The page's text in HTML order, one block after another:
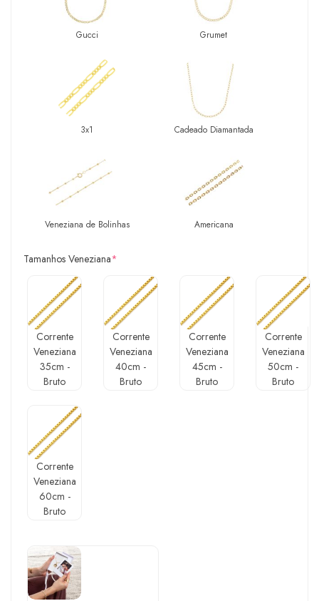
Gucci Grumet
3x1 Cadeado Diamantada
Veneziana de Bolinhas Americana
Tamanhos Veneziana*
Corrente
Veneziana
35cm -
Bruto
Corrente
Veneziana
40cm -
Bruto
Corrente
Veneziana
45cm -
Bruto
Corrente
Veneziana
50cm -
Bruto
Corrente
Veneziana
60cm -
Bruto